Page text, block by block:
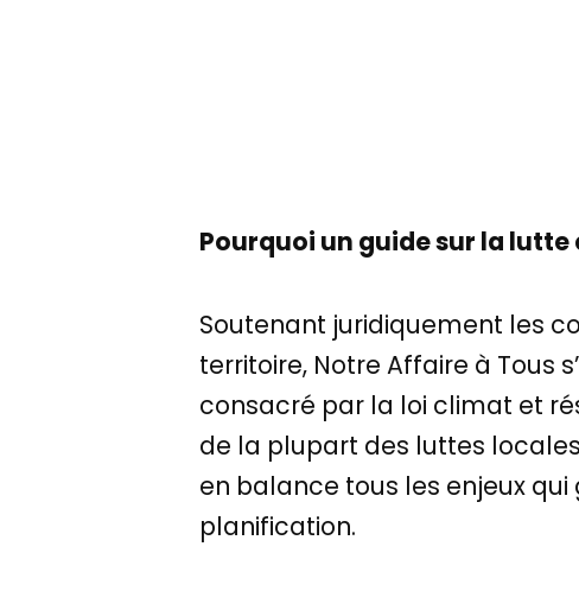
Pourquoi un guide sur la
Soutenant juridiquement les
territoire, Notre Affaire à Tous
consacré par la loi climat et
de la plupart des luttes
en balance tous les enjeux
planification.